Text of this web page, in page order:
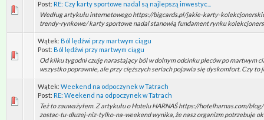
Post: RE: Czy karty sportowe nadal są najlepszą inwestyc...
Według artykułu internetowego https://bigcards.pl/jakie-karty-
trendy-rynkowe/ karty sportowe nadal stanowią fundament rynku
Wątek: Ból lędźwi przy martwym ciągu
Post: Ból lędźwi przy martwym ciągu
Od kilku tygodni czuję narastający ból w dolnym odcinku pleców po martwym
wszystko poprawnie, ale przy cięższych seriach pojawia się dyskomfort. Czy to
Wątek: Weekend na odpoczynek w Tatrach
Post: RE: Weekend na odpoczynek w Tatrach
Też to zauważyłem. Z artykułu o Hotelu HARNAŚ https://hotelharnas.com/
zostac-tu-dluzej-niz-tylko-na-weekend wynika, że nasz organizm potrzebuje